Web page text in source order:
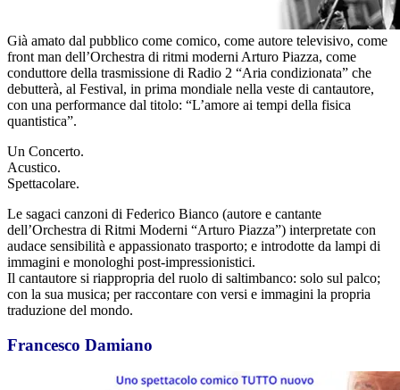
Già amato dal pubblico come comico, come autore televisivo, come
front man dell’Orchestra di ritmi moderni Arturo Piazza, come
conduttore della trasmissione di Radio 2 “Aria condizionata” che
debutterà, al Festival, in prima mondiale nella veste di cantautore,
con una performance dal titolo: “L’amore ai tempi della fisica
quantistica”.
Un Concerto.
Acustico.
Spettacolare.
Le sagaci canzoni di Federico Bianco (autore e cantante
dell’Orchestra di Ritmi Moderni “Arturo Piazza”) interpretate con
audace sensibilità e appassionato trasporto; e introdotte da lampi di
immagini e monologhi post-impressionistici.
Il cantautore si riappropria del ruolo di saltimbanco: solo sul palco;
con la sua musica; per raccontare con versi e immagini la propria
traduzione del mondo.
Francesco Damiano